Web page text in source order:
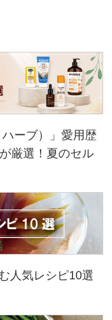
ーブ）」愛用歴
厳選！夏のセル
人気レシピ10選